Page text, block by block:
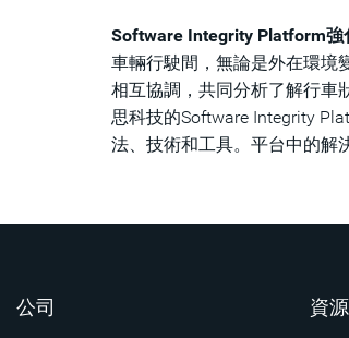
Software Integrity Platform強
車輛行駛間，無論是外在環境
相互協調，共同分析了解行車
思科技的Software Integrity
法、技術和工具。平台中的解
公司 資源